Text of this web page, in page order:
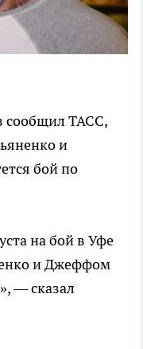
сообщил ТАСС,
и
бой по
на бой в Уфе
и Джеффом
— сказал